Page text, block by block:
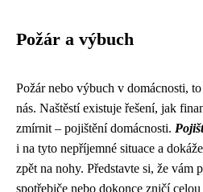
Požár a výbuch
Požár nebo výbuch v domácnosti,
nás. Naštěstí existuje řešení, jak
zmírnit – pojištění domácnosti.
i na tyto nepříjemné situace a
zpět na nohy. Představte si, že vám
spotřebiče nebo dokonce zničí